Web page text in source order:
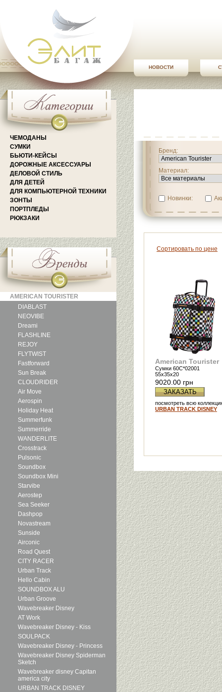
НОВОСТИ
ЧЕМОДАНЫ
СУМКИ
БЬЮТИ-КЕЙСЫ
ДОРОЖНЫЕ АКСЕССУАРЫ
ДЕЛОВОЙ СТИЛЬ
ДЛЯ ДЕТЕЙ
ДЛЯ КОМПЬЮТЕРНОЙ ТЕХНИКИ
ЗОНТЫ
ПОРТПЛЕДЫ
РЮКЗАКИ
AMERICAN TOURISTER
DIABLAST
NEOVIBE
Dreami
FLASHLINE
REJOY
FLYTWIST
Fastforward
Sun Break
CLOUDRIDER
Air Move
Aerospin
Holiday Heat
Summerfunk
Summerride
WANDERLITE
Crosstrack
Pulsonic
Soundbox
Soundbox Mini
Starvibe
Aerostep
Sea Seeker
Dashpop
Novastream
Sunside
Airconic
Road Quest
CITY RACER
Urban Track
Hello Cabin
SOUNDBOX ALU
Urban Groove
Wavebreaker Disney
AT Work
Wavebreaker Disney - Kiss
SOULPACK
Wavebreaker Disney - Princess
Wavebreaker Disney Spiderman
Sketch
Wavebreaker disney Capitan
america city
URBAN TRACK DISNEY
Бренд:
Материал:
Новинки:
Сортировать по цене
American Tourister
Сумки 60C*02001
55x35x20
9020.00 грн
ЗАКАЗАТЬ
посмотреть всю
URBAN TRACK DISNEY